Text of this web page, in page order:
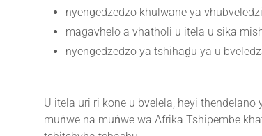
nyengedzedzo khulwane ya
magavhelo a vhatholi u itela u sika
nyengedzedzo ya tshihaḓu ya u
U itela uri ri kone u bvelela, heyi
muṅwe na muṅwe wa Afrika Tshipembe